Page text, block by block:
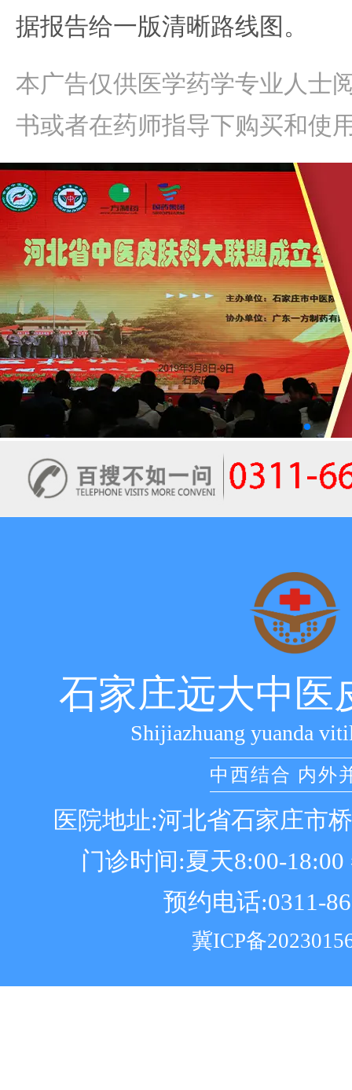
据报告给一版清晰路线图。
本广告仅供医学药学专业人士
书或者在药师指导下购买和使
石家庄远大中医
Shijiazhuang yuanda
中西结合 内外
医院地址:河北省石家庄市
门诊时间:夏天8:00-18:00
预约电话:0311-
冀ICP备